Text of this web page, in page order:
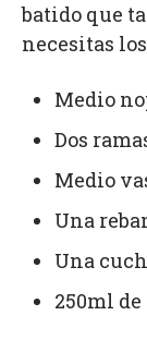
batido que
necesitas
Medio
Dos
Medio
Una
Una
250ml de